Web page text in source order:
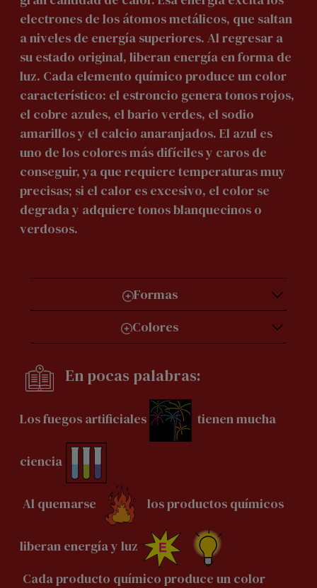
electrones de los átomos metálicos, que saltan
a niveles de energía superiores. Al regresar a
su estado original, liberan energía en forma de
luz. Cada elemento químico produce un color
característico: el estroncio genera tonos rojos,
el cobre azules, el bario verdes, el sodio
amarillos y el calcio anaranjados. El azul es
uno de los colores más difíciles y caros de
conseguir, ya que requiere temperaturas muy
precisas; si el calor es excesivo, el color se
degrada y adquiere tonos blanquecinos o
verdosos.
Formas
Colores
En pocas palabras:
Los fuegos artificiales tienen mucha
ciencia
Al quemarse los productos químicos
liberan energía y luz
Cada producto químico produce un color